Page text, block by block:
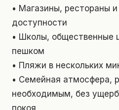
• Магазины, рестораны
доступности
• Школы, общественные
пешком
• Пляжи в нескольких
• Семейная атмосфера,
необходимым, без